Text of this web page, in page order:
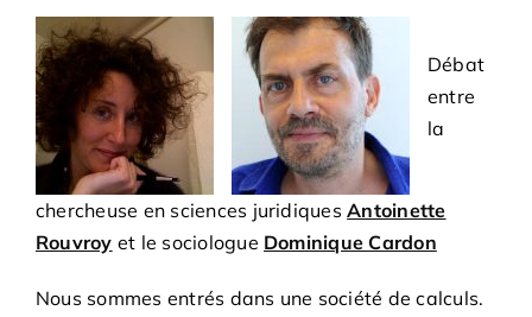
Contact
Débat
entre
la
chercheuse en sciences juridiquesAntoinette
Rouvroy et le sociologue Dominique Cardon
Nous sommes entrés dans une société de calculs.